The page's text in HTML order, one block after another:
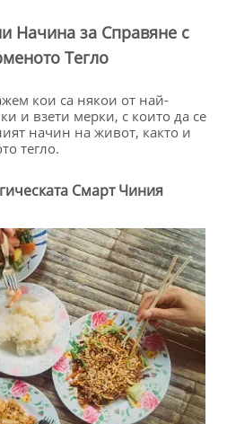
Начина за Справяне с
Тегло
кои са някои от най-
и взети мерки, с които да се
начин на живот, както и
тегло.
Смарт Чиния